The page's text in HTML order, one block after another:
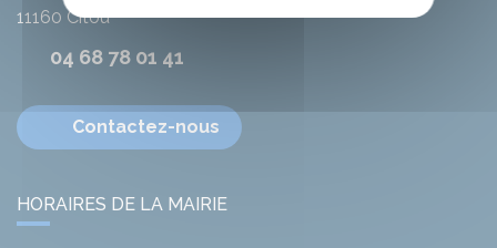
11160 Citou
04 68 78 01 41
Contactez-nous
HORAIRES DE LA MAIRIE